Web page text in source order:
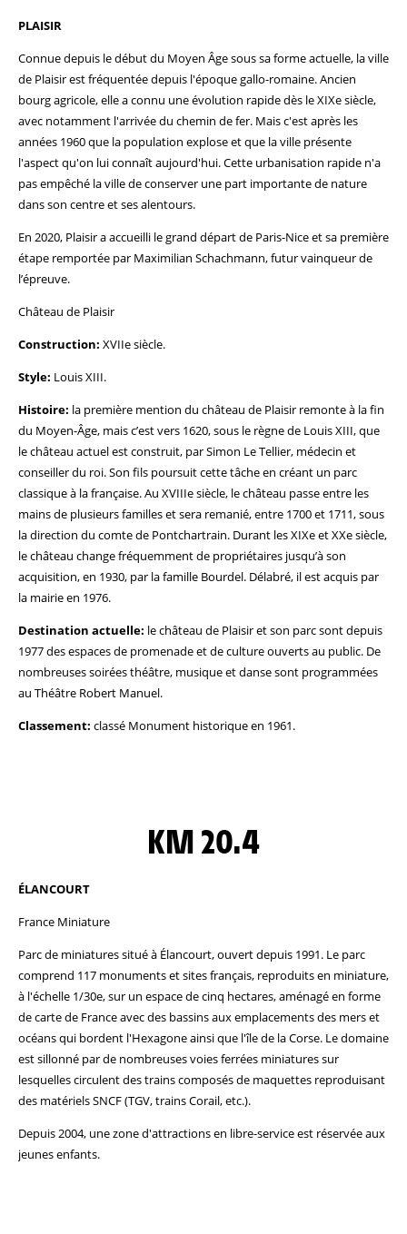
PLAISIR
Connue depuis le début du Moyen Âge sous sa forme actuelle, la ville
de Plaisir est fréquentée depuis l'époque gallo-romaine. Ancien
bourg agricole, elle a connu une évolution rapide dès le XIXe siècle,
avec notamment l'arrivée du chemin de fer. Mais c'est après les
années 1960 que la population explose et que la ville présente
l'aspect qu'on lui connaît aujourd'hui. Cette urbanisation rapide n'a
pas empêché la ville de conserver une part importante de nature
dans son centre et ses alentours.
En 2020, Plaisir a accueilli le grand départ de Paris-Nice et sa première
étape remportée par Maximilian Schachmann, futur vainqueur de
l’épreuve.
Château de Plaisir
Construction: XVIIe siècle.
Style: Louis XIII.
Histoire: la première mention du château de Plaisir remonte à la fin
du Moyen-Âge, mais c’est vers 1620, sous le règne de Louis XIII, que
le château actuel est construit, par Simon Le Tellier, médecin et
conseiller du roi. Son fils poursuit cette tâche en créant un parc
classique à la française. Au XVIIIe siècle, le château passe entre les
mains de plusieurs familles et sera remanié, entre 1700 et 1711, sous
la direction du comte de Pontchartrain. Durant les XIXe et XXe siècle,
le château change fréquemment de propriétaires jusqu’à son
acquisition, en 1930, par la famille Bourdel. Délabré, il est acquis par
la mairie en 1976.
Destination actuelle: le château de Plaisir et son parc sont depuis
1977 des espaces de promenade et de culture ouverts au public. De
nombreuses soirées théâtre, musique et danse sont programmées
au Théâtre Robert Manuel.
Classement: classé Monument historique en 1961.
KM 20.4
ÉLANCOURT
France Miniature
Parc de miniatures situé à Élancourt, ouvert depuis 1991. Le parc
comprend 117 monuments et sites français, reproduits en miniature,
à l'échelle 1/30e, sur un espace de cinq hectares, aménagé en forme
de carte de France avec des bassins aux emplacements des mers et
océans qui bordent l'Hexagone ainsi que l'île de la Corse. Le domaine
est sillonné par de nombreuses voies ferrées miniatures sur
lesquelles circulent des trains composés de maquettes reproduisant
des matériels SNCF (TGV, trains Corail, etc.).
Depuis 2004, une zone d'attractions en libre-service est réservée aux
jeunes enfants.